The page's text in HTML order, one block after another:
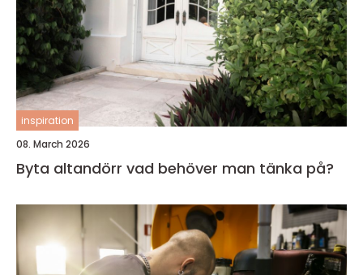
inspiration
08. March 2026
Byta altandörr vad behöver man tänka på?